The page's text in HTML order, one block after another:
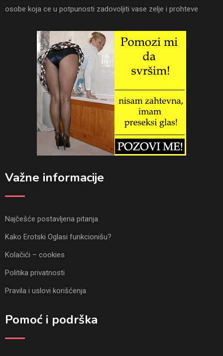
osobe koja ce u potpunosti zadovoljiti vase zelje i prohteve
Važne informacije
Najčešće postavljena pitanja
Kako Erotski Oglasi funkcionišu?
Kolačići – cookies
Politika privatnosti
Pravila i uslovi korišćenja
Pomoć i podrška